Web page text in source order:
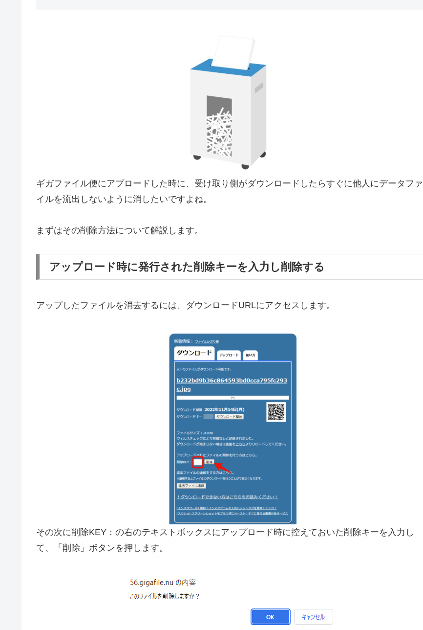
ギガファイル便にアプロードした時に、受け取り側がダウンロードしたらすぐに他人にデータファ
イルを流出しないように消したいですよね。
まずはその削除方法について解説します。
アップロード時に発行された削除キーを入力し削除する
アップしたファイルを消去するには、ダウンロードURLにアクセスします。
その次に削除KEY：の右のテキストボックスにアップロード時に控えておいた削除キーを入力し
て、「削除」ボタンを押します。